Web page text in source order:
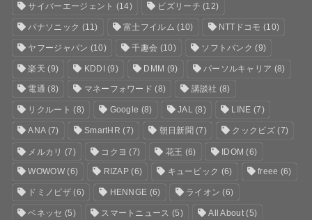
サイバーエージェント (14) ビズリーチ (12)
パナソニック (11) 富士フイルム (10) NTTドコモ (10)
ヤフージャパン (10) 千趣会 (10) ソフトバンク (9)
楽天 (9) KDDI(9) DMM (9) パーソルキャリア (8)
電通 (8) マネーフォワード (8) 講談社 (8)
リクルート (8) Google (8) JAL(8) LINE (7)
ANA(7) SmartHR (7) 朝日新聞 (7) クックビズ(7)
メルカリ (7) コクヨ (7) 花王 (6) IDOM (6)
WOWOW(6) RIZAP (6) キュービック (6) freee (6)
ドミノピザ(6) HENNGE (6) ライオン (6)
ベネッセ (5) スマートニュース (5) All About(5)